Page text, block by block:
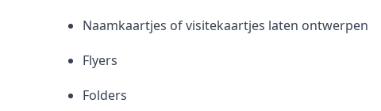
Naamkaartjes of visitekaartjes laten ontwerpen
Flyers
Folders